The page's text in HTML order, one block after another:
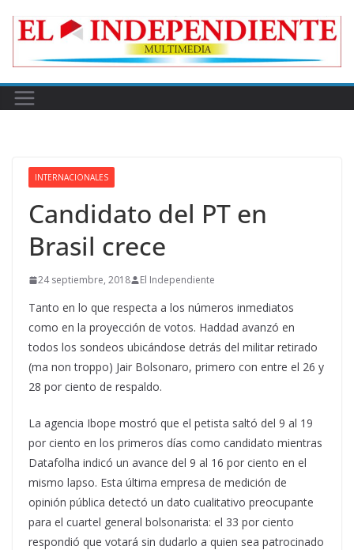
INTERNACIONALES
Candidato del PT en
Brasil crece
24 septiembre, 2018 El Independiente
Tanto en lo que respecta a los números inmediatos
como en la proyección de votos. Haddad avanzó en
todos los sondeos ubicándose detrás del militar retirado
(ma non troppo) Jair Bolsonaro, primero con entre el 26 y
28 por ciento de respaldo.
La agencia Ibope mostró que el petista saltó del 9 al 19
por ciento en los primeros días como candidato mientras
Datafolha indicó un avance del 9 al 16 por ciento en el
mismo lapso. Esta última empresa de medición de
opinión pública detectó un dato cualitativo preocupante
para el cuartel general bolsonarista: el 33 por ciento
respondió que votará sin dudarlo a quien sea patrocinado